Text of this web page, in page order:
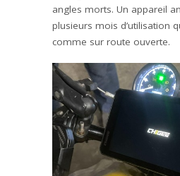
angles morts. Un appareil
plusieurs mois d’utilisation
comme sur route ouverte.